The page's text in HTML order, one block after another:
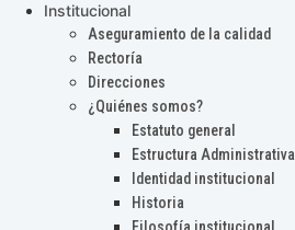
Institucional
Aseguramiento de la calidad
Rectoría
Direcciones
¿Quiénes somos?
Estatuto general
Estructura Administrativa
Identidad institucional
Historia